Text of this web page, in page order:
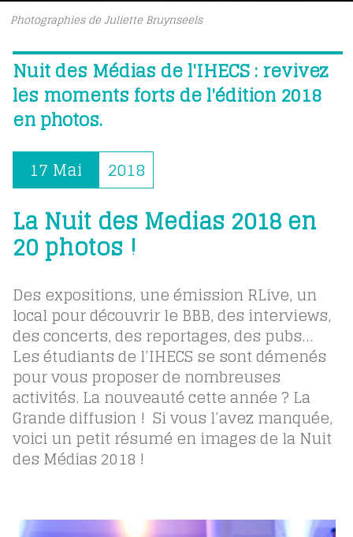
Photographies de Juliette Bruynseels
Nuit des Médias de l'IHECS : revivez
les moments forts de l'édition 2018
en photos.
17 Mai 2018
La Nuit des Medias 2018 en
20 photos !
Des expositions, une émission RLive, un
local pour découvrir le BBB, des interviews,
des concerts, des reportages, des pubs…
Les étudiants de l’IHECS se sont démenés
pour vous proposer de nombreuses
activités. La nouveauté cette année ? La
Grande diffusion ! Si vous l’avez manquée,
voici un petit résumé en images de la Nuit
des Médias 2018 !